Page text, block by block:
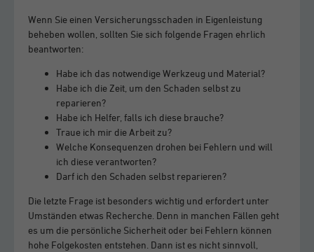
Wenn Sie einen Versicherungsschaden in Eigenleistung
beheben wollen, sollten Sie sich folgende Fragen ehrlich
beantworten:
Habe ich das notwendige Werkzeug und Material?
Habe ich die Zeit, um den Schaden selbst zu
reparieren?
Habe ich Helfer, falls ich diese brauche?
Traue ich mir die Arbeit zu?
Welche Konsequenzen drohen bei Fehlern und will
ich diese verantworten?
Darf ich den Schaden selbst reparieren?
Die letzte Frage ist besonders wichtig und erfordert unter
Umständen etwas Recherche. Denn in manchen Fällen geht
es um die persönliche Sicherheit oder bei Fehlern können
hohe Folgekosten entstehen. Dann ist es nicht sinnvoll,